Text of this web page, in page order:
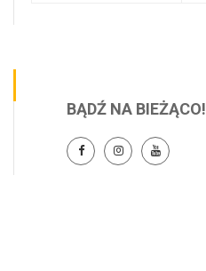
BĄDŹ NA BIEŻĄCO!